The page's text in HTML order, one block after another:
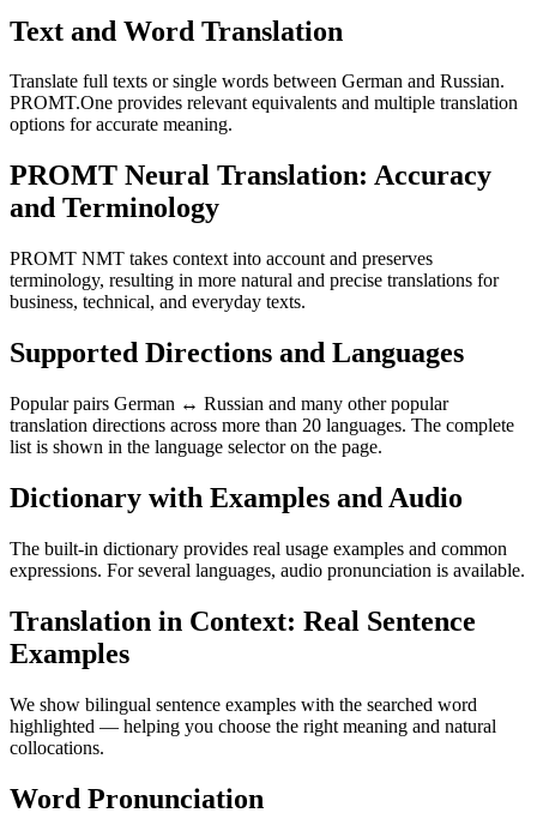
Text and Word Translation
Translate full texts or single words between German and Russian.
PROMT.One provides relevant equivalents and multiple translation
options for accurate meaning.
PROMT Neural Translation: Accuracy
and Terminology
PROMT NMT takes context into account and preserves
terminology, resulting in more natural and precise translations for
business, technical, and everyday texts.
Supported Directions and Languages
Popular pairs German ↔ Russian and many other popular
translation directions across more than 20 languages. The complete
list is shown in the language selector on the page.
Dictionary with Examples and Audio
The built-in dictionary provides real usage examples and common
expressions. For several languages, audio pronunciation is available.
Translation in Context: Real Sentence
Examples
We show bilingual sentence examples with the searched word
highlighted — helping you choose the right meaning and natural
collocations.
Word Pronunciation